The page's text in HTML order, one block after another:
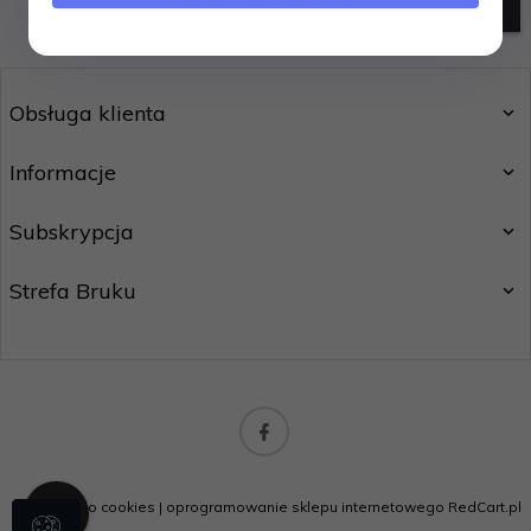
szukanie zaawansowane
Obsługa klienta
Informacje
Subskrypcja
Strefa Bruku
Informacja o cookies | oprogramowanie sklepu internetowego RedCart.pl